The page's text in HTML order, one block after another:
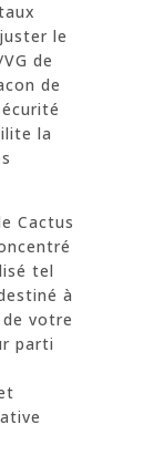
le
de
de
la
Cactus
tel
à
de votre
parti